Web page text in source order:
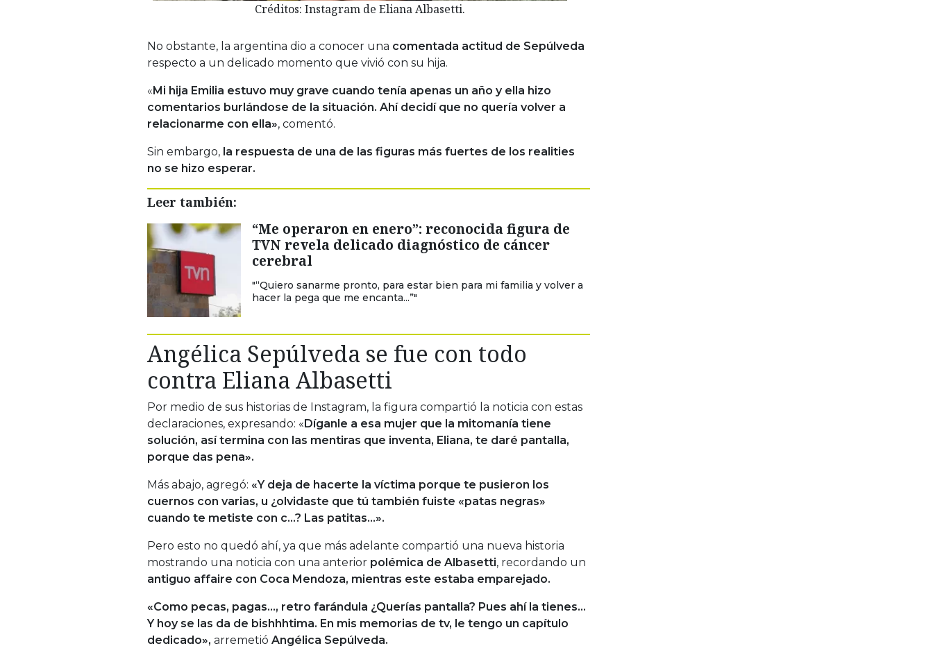
Créditos: Instagram de Eliana Albasetti.
No obstante, la argentina dio a conocer una comentada actitud de Sepúlveda
respecto a un delicado momento que vivió con su hija.
«Mi hija Emilia estuvo muy grave cuando tenía apenas un año y ella hizo
comentarios burlándose de la situación. Ahí decidí que no quería volver a
relacionarme con ella», comentó.
Sin embargo, la respuesta de una de las figuras más fuertes de los realities
no se hizo esperar.
Leer también:
“Me operaron en enero”: reconocida figura de
TVN revela delicado diagnóstico de cáncer
cerebral
"“Quiero sanarme pronto, para estar bien para mi familia y volver a
hacer la pega que me encanta...”"
Angélica Sepúlveda se fue con todo
contra Eliana Albasetti
Por medio de sus historias de Instagram, la figura compartió la noticia con estas
declaraciones, expresando: «Díganle a esa mujer que la mitomanía tiene
solución, así termina con las mentiras que inventa, Eliana, te daré pantalla,
porque das pena».
Más abajo, agregó: «Y deja de hacerte la víctima porque te pusieron los
cuernos con varias, u ¿olvidaste que tú también fuiste «patas negras»
cuando te metiste con c…? Las patitas…».
Pero esto no quedó ahí, ya que más adelante compartió una nueva historia
mostrando una noticia con una anterior polémica de Albasetti, recordando un
antiguo affaire con Coca Mendoza, mientras este estaba emparejado.
«Como pecas, pagas…, retro farándula ¿Querías pantalla? Pues ahí la tienes…
Y hoy se las da de bishhhtima. En mis memorias de tv, le tengo un capítulo
dedicado», arremetió Angélica Sepúlveda.